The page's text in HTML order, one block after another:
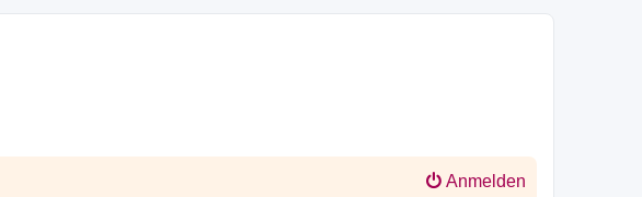
Anmelden